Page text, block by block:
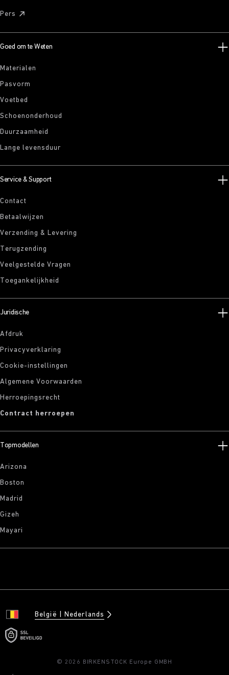
Pers
Goed om te Weten
Materialen
Pasvorm
Voetbed
Schoenonderhoud
Duurzaamheid
Lange levensduur
Service & Support
Contact
Betaalwijzen
Verzending & Levering
Terugzending
Veelgestelde Vragen
Toegankelijkheid
Juridische
Afdruk
Privacyverklaring
Cookie-instellingen
Algemene Voorwaarden
Herroepingsrecht
Contract herroepen
Topmodellen
Arizona
Boston
Madrid
Gizeh
Mayari
België Nederlands
© 2026 BIRKENSTOCK Europe GMBH